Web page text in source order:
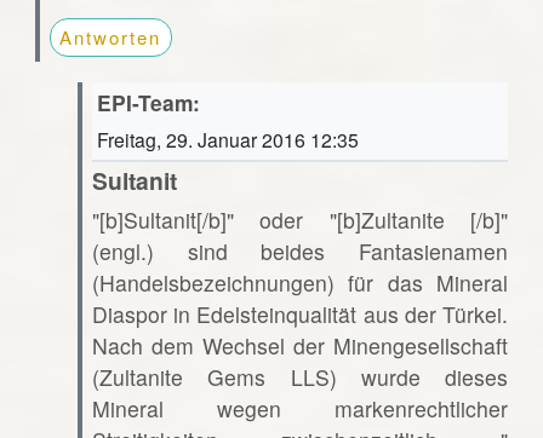
Antworten
EPI-Team:
Freitag, 29. Januar 2016 12:35
Sultanit
"[b]Sultanit[/b]" oder "[b]Zultanite [/b]"
(engl.) sind beides Fantasienamen
(Handelsbezeichnungen) für das Mineral
Diaspor in Edelsteinqualität aus der Türkei.
Nach dem Wechsel der Minengesellschaft
(Zultanite Gems LLS) wurde dieses
Mineral wegen markenrechtlicher